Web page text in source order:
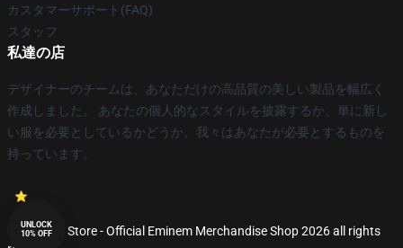
カスタマーサポート(FAQ)
スタッフ
私達の店
デザイナーのチームは、あなただけの高品質の美しい製品を幅広く
作成しました。 あなたの個人的なスタイルを披露するか、単に新し
い服を必要としているかどうか、我々はあなたが必要とするものを
持っています。
© Eminem Store - Official Eminem Merchandise Shop 2026 all rights
UNLOCK
10% OFF